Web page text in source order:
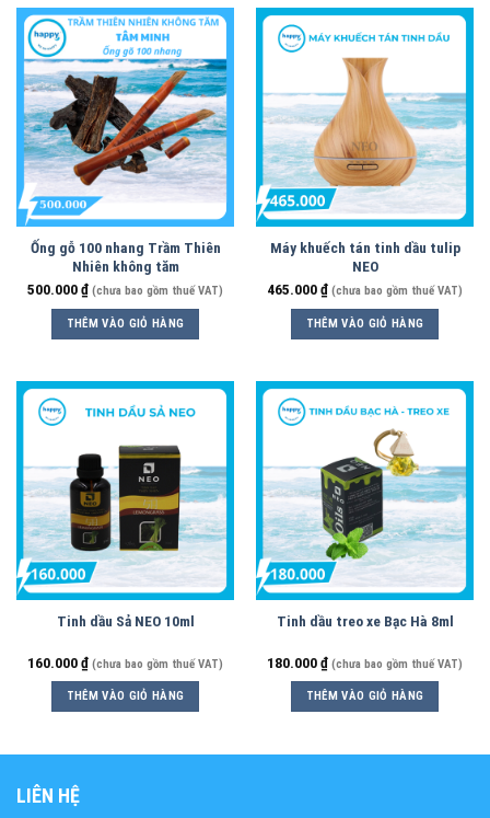
Ống gỗ 100 nhang Trầm Thiên
Nhiên không tăm
500.000₫ (chưa bao gồm thuế VAT)
THÊM VÀO GIỎ HÀNG
Máy khuếch tán tinh dầu tulip
NEO
465.000₫ (chưa bao gồm thuế VAT)
THÊM VÀO GIỎ HÀNG
Tinh dầu Sả NEO 10ml
160.000₫ (chưa bao gồm thuế VAT)
THÊM VÀO GIỎ HÀNG
Tinh dầu treo xe Bạc Hà 8ml
180.000₫ (chưa bao gồm thuế VAT)
THÊM VÀO GIỎ HÀNG
LIÊN HỆ